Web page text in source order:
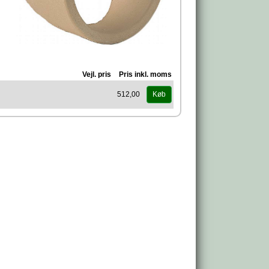
Vejl. pris Pris inkl. moms
512,00 Køb